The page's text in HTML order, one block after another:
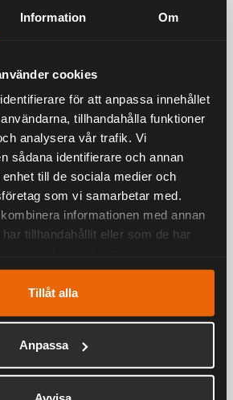
Information Om
cookies
för att anpassa innehållet
tillhandahålla funktioner
analysera vår trafik. Vi
sådana identifierare och annan
till de sociala medier och
som vi samarbetar med.
informationen med annan
tillhandahållit eller som de har
Tillåt alla
Anpassa
produkter
även tittat på
produkter
Herr